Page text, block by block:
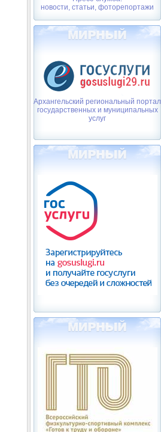
новости, статьи, фоторепортажи
Архангельский региональный портал
государственных и муниципальных
услуг